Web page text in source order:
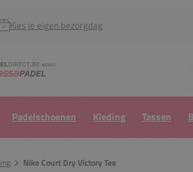
Kies je eigen bezorgdag
Padelschoenen Kleding Tassen
Nike Court Dry Victory Tee